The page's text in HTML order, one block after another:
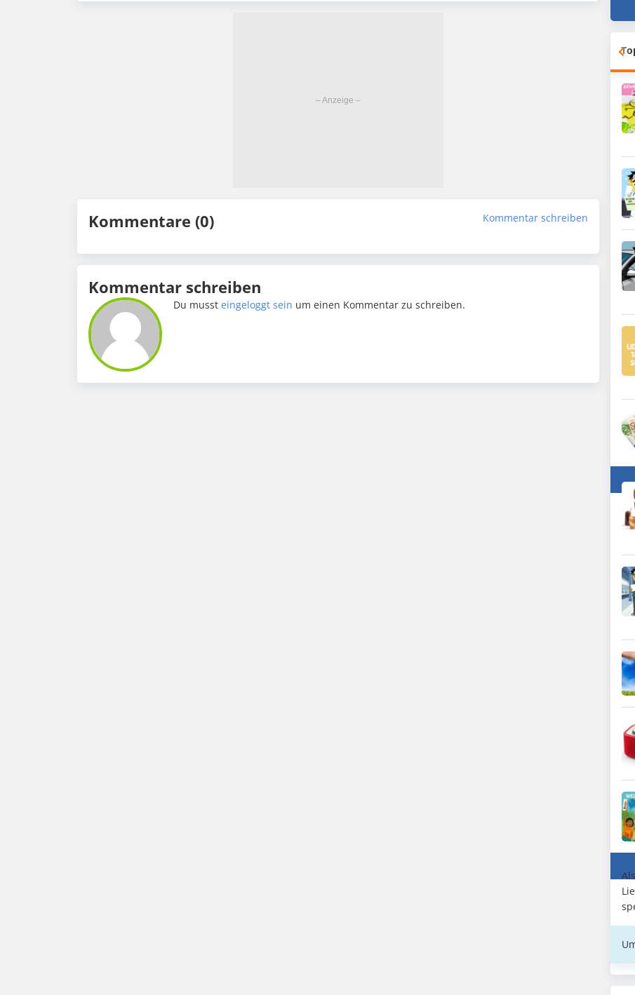
Kommentare (0) Kommentar schreiben
Kommentar schreiben
Du mussteingeloggt sein um einen Kommentar zu schreiben.